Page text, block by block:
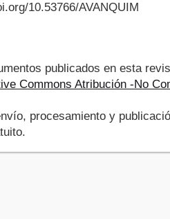
10.53766/AVANQUIM
publicados en esta
Commons Atribución -No
procesamiento y